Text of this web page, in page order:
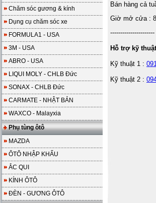
Chăm sóc gương & kính
Dụng cụ chăm sóc xe
FORMULA1 - USA
3M - USA
ABRO - USA
LIQUI MOLY - CHLB Đức
SONAX - CHLB Đức
CARMATE - NHẬT BẢN
WAXCO - Malayxia
Phụ tùng ôtô
MAZDA
ÔTÔ NHẬP KHẨU
ẮC QUI
KÍNH ÔTÔ
ĐÈN - GƯƠNG ÔTÔ
Bán hàng cả
Giờ mở cửa :
----------------------
Hỗ trợ kỹ thuật
Kỹ thuật 1 :
Kỹ thuật 2 :